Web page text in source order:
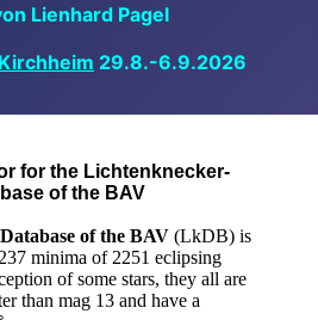
Lienhard Pagel
29.8.-6.9.2026